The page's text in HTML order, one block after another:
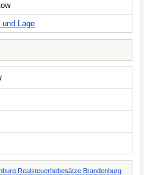
und Lage
Realsteuerhebesätze Brandenburg